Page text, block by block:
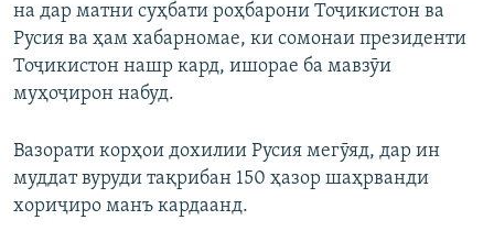
на дар матни суҳбати роҳбарони Тоҷикистон ва
Русия ва ҳам хабарномае, ки сомонаи президенти
Тоҷикистон нашр кард, ишорае ба мавзӯи
муҳоҷирон набуд.
Вазорати корҳои дохилии Русия мегӯяд, дар ин
муддат вуруди тақрибан 150 ҳазор шаҳрванди
хориҷиро манъ кардаанд.